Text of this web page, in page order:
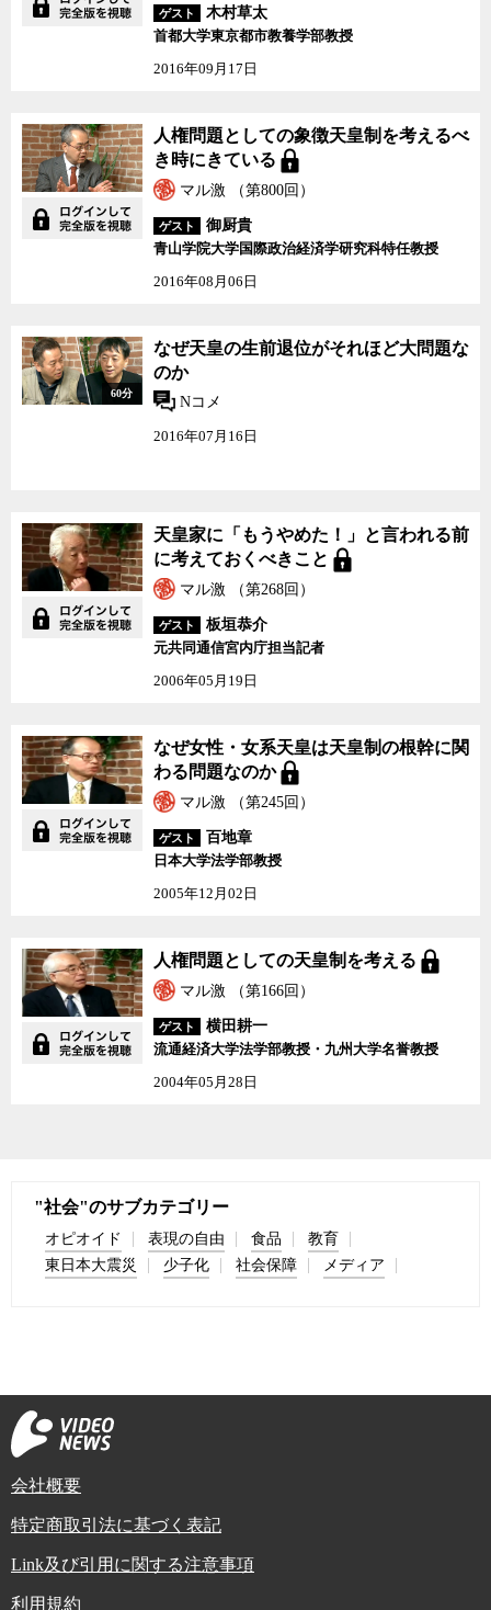
ゲスト
木村草太
首都大学東京都市教養学部教授
2016年09月17日
人権問題としての象徴天皇制を考えるべ
き時にきている
マル激 （第800回）
ゲスト
御厨貴
青山学院大学国際政治経済学研究科特任教授
2016年08月06日
60分
なぜ天皇の生前退位がそれほど大問題な
のか
Nコメ
2016年07月16日
天皇家に「もうやめ
た！」と言われる前に考
えておくべきこと
天皇家に「もうやめた！」と言われる前
に考えておくべきこと
マル激 （第268回）
ゲスト
板垣恭介
元共同通信宮内庁担当記者
2006年05月19日
なぜ女性・女系天皇は天
皇制の根幹に関わる問題
なのか
なぜ女性・女系天皇は天皇制の根幹に関
わる問題なのか
マル激 （第245回）
ゲスト
百地章
日本大学法学部教授
2005年12月02日
人権問題としての天皇制
を考える
人権問題としての天皇制を考える
マル激 （第166回）
ゲスト
横田耕一
流通経済大学法学部教授・九州大学名誉教授
2004年05月28日
"社会"のサブカテゴリー
オピオイド 表現の自由 食品
教育
東日本大震災
少子化 社会保障 メディア
会社概要
特定商取引法に基づく表記
Link及び引用に関する注意事項
利用規約